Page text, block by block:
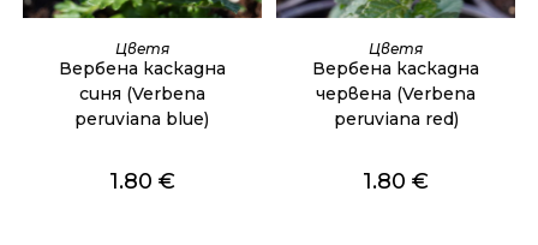
ОЩЕ
Цветя
Вербена каскадна
синя (Verbena
peruviana blue)
1.80 €
ОЩЕ
Цветя
Вербена каскадна
червена (Verbena
peruviana red)
1.80€